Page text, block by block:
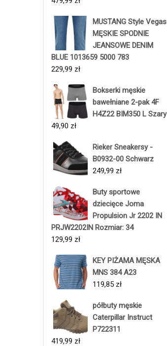
MUSTANG Style Vegas
MĘSKIE SPODNIE
JEANSOWE DENIM
BLUE 1013659 5000 783
229,99 zł
Bokserki męskie
bawełniane 2-pak 4F
H4Z22 BIM350 L Szary
49,90 zł
Rieker Sneakersy -
B0932-00 Schwarz
249,99 zł
Buty sportowe
dziecięce Joma
Propulsion Jr 2202 IN
PRJW2202IN Rozmiar: 34
129,99 zł
KEY PIŻAMA MĘSKA
MNS 384 A23
119,85 zł
półbuty męskie
Caterpillar Instruct
P722311
419,99 zł